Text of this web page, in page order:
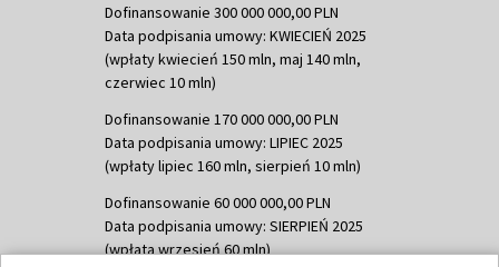
Dofinansowanie 300 000 000,00 PLN
Data podpisania umowy: KWIECIEŃ 2025
(wpłaty kwiecień 150 mln, maj 140 mln,
czerwiec 10 mln)
Dofinansowanie 170 000 000,00 PLN
Data podpisania umowy: LIPIEC 2025
(wpłaty lipiec 160 mln, sierpień 10 mln)
Dofinansowanie 60 000 000,00 PLN
Data podpisania umowy: SIERPIEŃ 2025
(wpłata wrzesień 60 mln)